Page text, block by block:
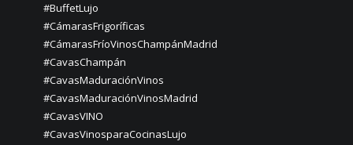
#BuffetLujo
#CámarasFrigoríficas
#CámarasFríoVinosChampánMadrid
#CavasChampán
#CavasMaduraciónVinos
#CavasMaduraciónVinosMadrid
#CavasVINO
#CavasVinosparaCocinasLujo